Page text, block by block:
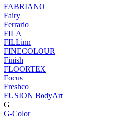
FABRIANO
Fairy
Ferrario
FILA
FILLinn
FINECOLOUR
Finish
FLOORTEX
Focus
Freshco
FUSION BodyArt
G
G-Color